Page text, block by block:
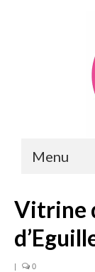
Menu
Vitrine
| 0